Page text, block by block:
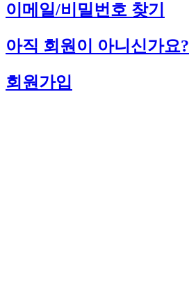
이메일/비밀번호 찾기
아직 회원이 아니신가요?
회원가입